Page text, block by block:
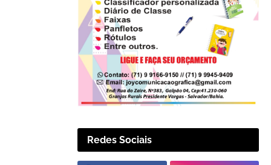
Redes Sociais